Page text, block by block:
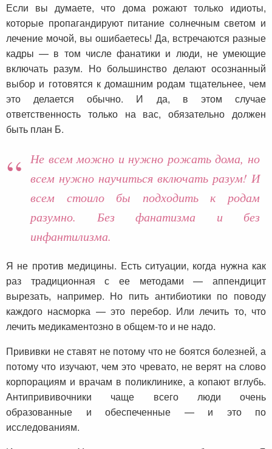
Если вы думаете, что дома рожают только идиоты,
которые пропагандируют питание солнечным светом и
лечение мочой, вы ошибаетесь! Да, встречаются разные
кадры — в том числе фанатики и люди, не умеющие
включать разум. Но большинство делают осознанный
выбор и готовятся к домашним родам тщательнее, чем
это делается обычно. И да, в этом случае
ответственность только на вас, обязательно должен
быть план Б.
Не всем можно и нужно рожать дома, но
всем нужно научиться включать разум! И
всем стоило бы подходить к родам
разумно. Без фанатизма и без
инфантилизма.
Я не против медицины. Есть ситуации, когда нужна как
раз традиционная с ее методами — аппендицит
вырезать, например. Но пить антибиотики по поводу
каждого насморка — это перебор. Или лечить то, что
лечить медикаментозно в общем-то и не надо.
Прививки не ставят не потому что не боятся болезней, а
потому что изучают, чем это чревато, не верят на слово
корпорациям и врачам в поликлинике, а копают вглубь.
Антипрививочники чаще всего люди очень
образованные и обеспеченные — и это по
исследованиям.